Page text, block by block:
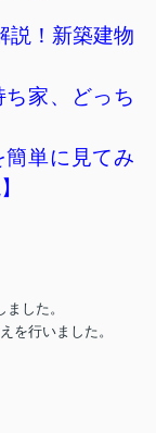
説！新築建物
ち家、どっち
単に見てみ
した。
を行いました。